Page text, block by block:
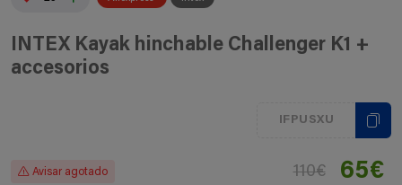
INTEX Kayak hinchable Challenger K1 +
accesorios
IFPUSXU
Avisar agotado 110€ 65€